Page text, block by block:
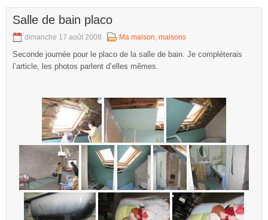
Salle de bain placo
dimanche 17 août 2008 Ma maison, maisons
Seconde journée pour le placo de la salle de bain. Je compléterais
l’article, les photos parlent d’elles mêmes.